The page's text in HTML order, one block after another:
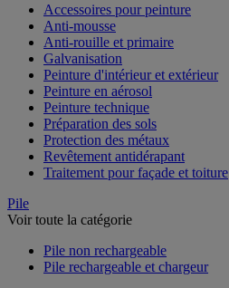
Accessoires pour peinture
Anti-mousse
Anti-rouille et primaire
Galvanisation
Peinture d'intérieur et extérieur
Peinture en aérosol
Peinture technique
Préparation des sols
Protection des métaux
Revêtement antidérapant
Traitement pour façade et toiture
Pile
Voir toute la catégorie
Pile non rechargeable
Pile rechargeable et chargeur